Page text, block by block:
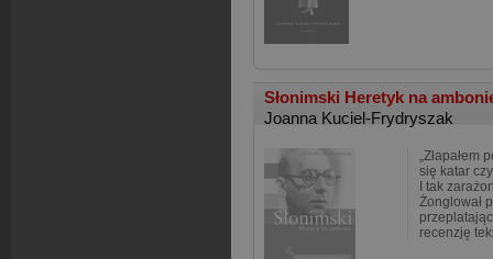
Słonimski Heretyk na
Joanna Kuciel-Frydryszak
„Złapałem
się katar
I tak
Żonglował
recenzję